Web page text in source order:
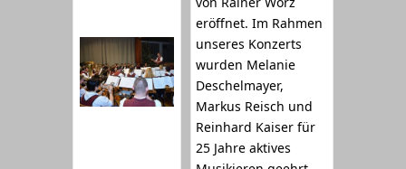
eröffnet. Im Rahmen
unseres Konzerts
wurden Melanie
Deschelmayer,
Markus Reisch und
Reinhard Kaiser für
25 Jahre aktives